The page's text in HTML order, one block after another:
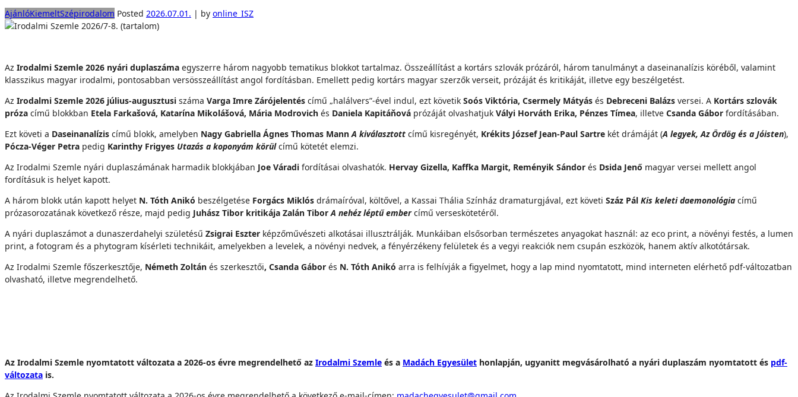
AjánlóKiemeltSzépirodalom Posted 2026.07.01. | by online_ISZ
Az Irodalmi Szemle 2026 nyári duplaszáma egyszerre három nagyobb tematikus blokkot tartalmaz. Összeállítást a kortárs szlovák prózáról, három tanulmányt a daseinanalízis köréből, valamint
klasszikus magyar irodalmi, pontosabban versösszeállítást angol fordításban. Emellett pedig kortárs magyar szerzők verseit, prózáját és kritikáját, illetve egy beszélgetést.
Az Irodalmi Szemle 2026 július-augusztusi száma Varga Imre Zárójelentés című „halálvers”-ével indul, ezt követik Soós Viktória, Csermely Mátyás és Debreceni Balázs versei. A Kortárs szlovák
próza című blokkban Etela Farkašová, Katarína Mikolášová, Mária Modrovich és Daniela Kapitáňová prózáját olvashatjuk Vályi Horváth Erika, Pénzes Tímea, illetve Csanda Gábor fordításában.
Ezt követi a Daseinanalízis című blokk, amelyben Nagy Gabriella Ágnes Thomas MannA kiválasztott című kisregényét, Krékits József Jean-Paul Sartre két drámáját (A legyek, Az Ördög és a Jóisten),
Pócza-Véger Petra pedig Karinthy Frigyes Utazás a koponyám körül című kötetét elemzi.
Az Irodalmi Szemle nyári duplaszámának harmadik blokkjában Joe Váradi fordításai olvashatók. Hervay Gizella, Kaffka Margit, Reményik Sándor és Dsida Jenő magyar versei mellett angol
fordításuk is helyet kapott.
A három blokk után kapott helyet N. Tóth Anikó beszélgetése Forgács Miklós drámaíróval, költővel, a Kassai Thália Színház dramaturgjával, ezt követi Száz Pál Kis keleti daemonológia című
prózasorozatának következő része, majd pedig Juhász Tibor kritikája Zalán TiborA nehéz léptű embercímű verseskötetéről.
A nyári duplaszámot a dunaszerdahelyi születésű Zsigrai Eszter képzőművészeti alkotásai illusztrálják. Munkáiban elsősorban természetes anyagokat használ: az eco print, a növényi festés, a lumen
print, a fotogram és a phytogram kísérleti technikáit, amelyekben a levelek, a növényi nedvek, a fényérzékeny felületek és a vegyi reakciók nem csupán eszközök, hanem aktív alkotótársak.
Az Irodalmi Szemle főszerkesztője, Németh Zoltán és szerkesztői, Csanda Gábor és N. Tóth Anikó arra is felhívják a figyelmet, hogy a lap mind nyomtatott, mind interneten elérhető pdf-változatban
olvasható, illetve megrendelhető.
Az Irodalmi Szemle nyomtatott változata a 2026-os évre megrendelhető az Irodalmi Szemle és a Madách Egyesület honlapján, ugyanitt megvásárolható a nyári duplaszám nyomtatott és pdf-
változata is.